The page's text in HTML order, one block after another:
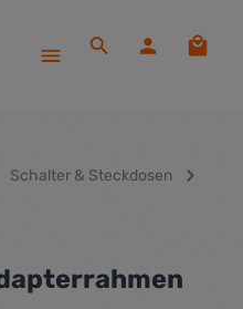
Schalter & Steckdosen
0 von 5 Sternen